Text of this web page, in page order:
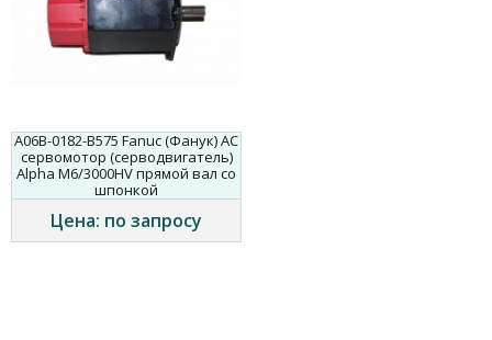
A06B-0182-B575 Fanuc (Фанук) AC
сервомотор (серводвигатель)
Alpha M6/3000HV прямой вал со
шпонкой
Цена: по запросу